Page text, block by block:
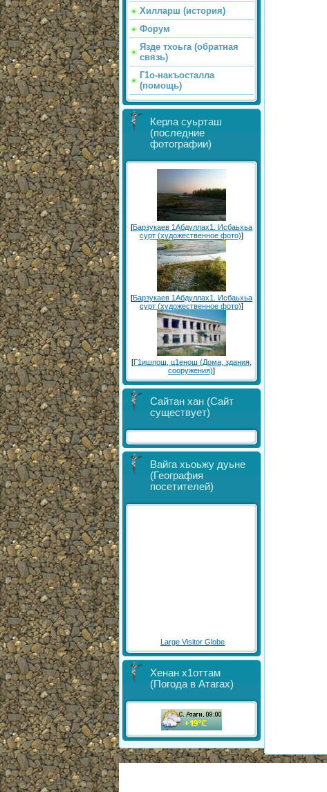
Хилларш (история)
Форум
Язде тхоьга (обратная
связь)
Г1о-накъосталла
(помощь)
Керла суьрташ
(последние
фотографии)
[Барзукаев 1Абдуллах1. Исбаьхьа
сурт (художественное фото)]
[Барзукаев 1Абдуллах1. Исбаьхьа
сурт (художественное фото)]
[Г1ишлош, ц1енош (Дома, здания,
сооружения)]
Сайтан хан (Сайт
существует)
Вайга хьоьжу дуьне
(География
посетителей)
Large Visitor Globe
Хенан х1оттам
(Погода в Атагах)